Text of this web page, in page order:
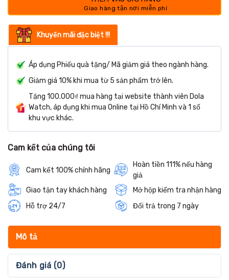
Khuyến mãi đặc biệt !!!
Áp dụng Phiếu quà tặng/ Mã giảm giá theo ngành hàng.
Giảm giá 10% khi mua từ 5 sản phẩm trở lên.
Tặng 100.000₫ mua hàng tại website thành viên Dola
Watch, áp dụng khi mua Online tại Hồ Chí Minh và 1 số
khu vực khác.
Cam kết của chúng tôi
Cam kết 100% chính hãng
Hoàn tiền 111% nếu hàng
giả
Giao tận tay khách hàng
Mở hộp kiểm tra nhận hàng
Hỗ trợ 24/7
Đổi trả trong 7 ngày
Mô tả
Đánh giá (0)